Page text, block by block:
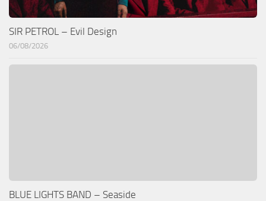
SIR PETROL – Evil Design
06/08/2026
BLUE LIGHTS BAND – Seaside